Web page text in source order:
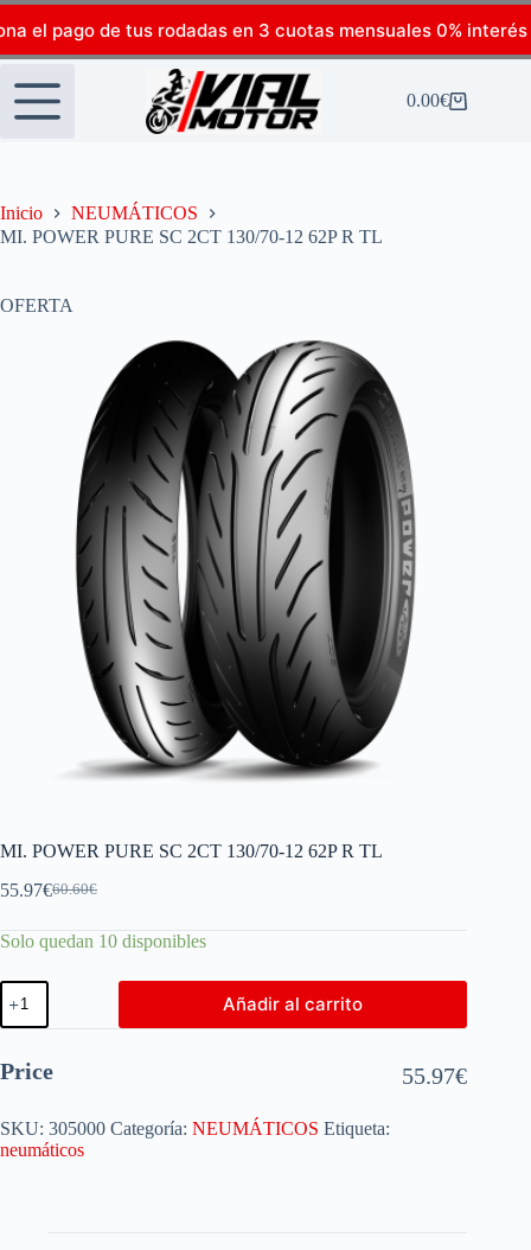
el pago de tus rodadas en 3 cuotas mensuales 0% interés
0.00€
Inicio
NEUMÁTICOS
MI. POWER PURE SC 2CT 130/70-12 62P R TL
OFERTA
MI. POWER PURE SC 2CT 130/70-12 62P R TL
60.60€
55.97€
Solo quedan 10 disponibles
Añadir al carrito
Price 55.97€
SKU: 305000 Categoría: NEUMÁTICOS Etiqueta:
neumáticos